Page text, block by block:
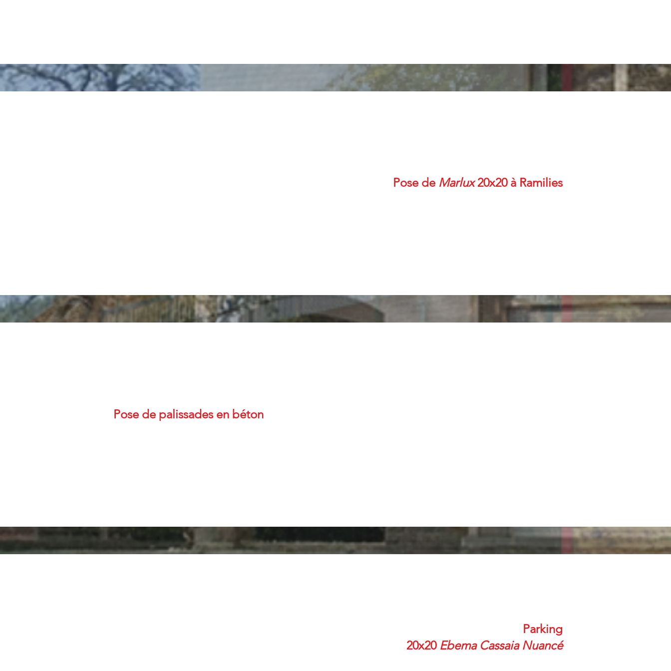
Pose de Marlux20x20 à Ramilies
Pose de palissades en béton
Parking
20x20 Ebema Cassaia Nuancé